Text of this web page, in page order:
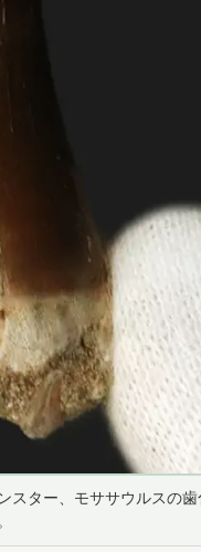
スター、モササウルスの歯